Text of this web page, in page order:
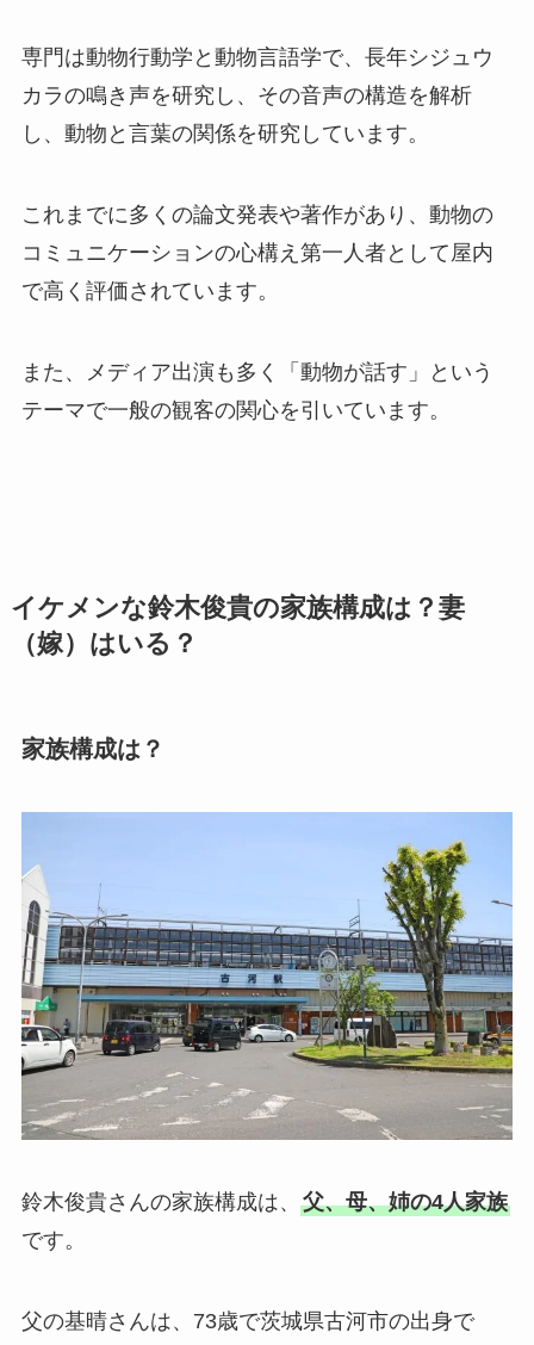
専門は動物行動学と動物言語学で、長年シジュウ
カラの鳴き声を研究し、その音声の構造を解析
し、動物と言葉の関係を研究しています。
これまでに多くの論文発表や著作があり、動物の
コミュニケーションの心構え第一人者として屋内
で高く評価されています。
また、メディア出演も多く「動物が話す」という
テーマで一般の観客の関心を引いています。
イケメンな鈴木俊貴の家族構成は？妻
（嫁）はいる？
家族構成は？
鈴木俊貴さんの家族構成は、 父、母、姉の4人家族
です。
父の基晴さんは、73歳で茨城県古河市の出身で